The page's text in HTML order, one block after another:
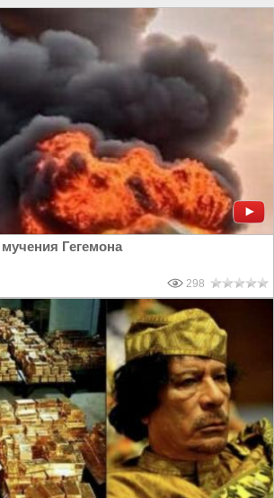
Гегемона
298